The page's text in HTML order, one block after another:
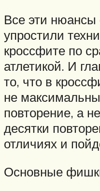
Все эти
упростили
кроссфите по
атлетикой. И
то, что в
не
повторение, а
десятки
отличиях и
Основные